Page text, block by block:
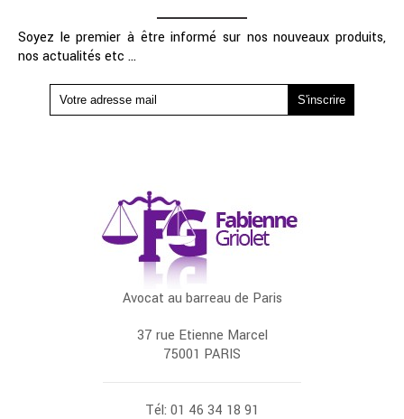
Soyez le premier à être informé sur nos nouveaux produits,
nos actualités etc ...
Avocat au barreau de Paris
37 rue Etienne Marcel
75001 PARIS
Tél: 01 46 34 18 91